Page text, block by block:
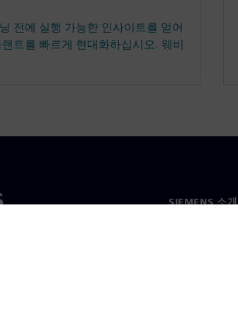
전에 실행 가능한 인사이트를 얻어
트를 빠르게 현대화하십시오. 웨비
SIEMENS 소개